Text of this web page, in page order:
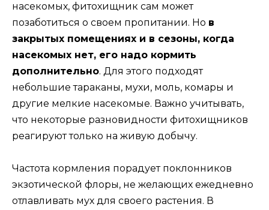
насекомых, фитохищник сам может
позаботиться о своем пропитании. Но в
закрытых помещениях и в сезоны, когда
насекомых нет, его надо кормить
дополнительно. Для этого подходят
небольшие тараканы, мухи, моль, комары и
другие мелкие насекомые. Важно учитывать,
что некоторые разновидности фитохищников
реагируют только на живую добычу.
Частота кормления порадует поклонников
экзотической флоры, не желающих ежедневно
отлавливать мух для своего растения. В